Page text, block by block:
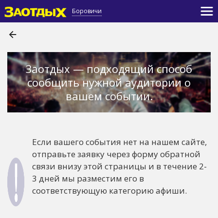
Боровичи
Заотдых — подходящий способ
сообщить нужной аудитории о
вашем событии.
Если вашего события нет на нашем сайте,
отправьте заявку через форму обратной
связи внизу этой страницы и в течение 2-
3 дней мы разместим его в
соответствующую категорию афиши.